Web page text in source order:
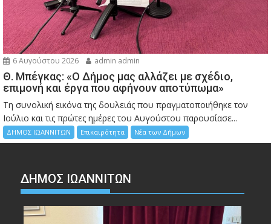
6 Αυγούστου 2026 admin admin
Θ. Μπέγκας: «Ο Δήμος μας αλλάζει με σχέδιο,
επιμονή και έργα που αφήνουν αποτύπωμα»
Τη συνολική εικόνα της δουλειάς που πραγματοποιήθηκε τον
Ιούλιο και τις πρώτες ημέρες του Αυγούστου παρουσίασε...
ΔΗΜΟΣ ΙΩΑΝΝΙΤΩΝ Επικαιρότητα Νέα των Δήμων
ΔΗΜΟΣ ΙΩΑΝΝΙΤΩΝ